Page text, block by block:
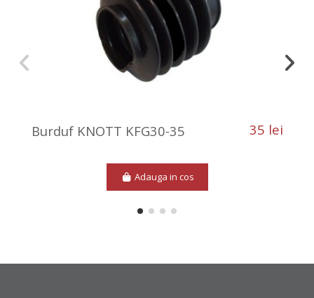
Burduf KNOTT KFG30-35 35 lei
Adauga in cos